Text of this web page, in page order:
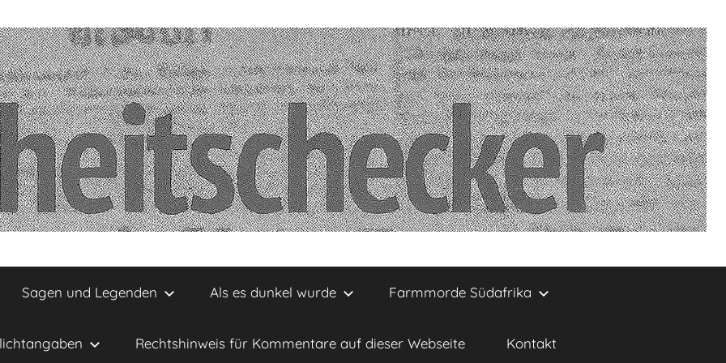
Sagen und Legenden Als es dunkel wurde Farmmorde Südafrika
Rechtshinweis für Kommentare auf dieser Webseite Kontakt